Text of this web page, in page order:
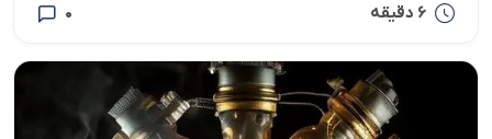
6 دقیقه 0